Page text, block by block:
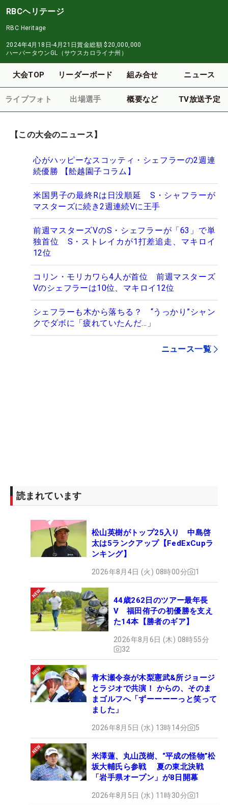
RBCヘリテージ
RBC Heritage
2024年4月18日-4月21日賞金総額 $20,000,000
ハーバータウンGL（サウスカロライナ州）
大会TOP リーダーボード 組み合せ ニュース
ライブフォト 出場選手 概要など TV放送予定
【この大会のニュース】
心がハッピーなスコッティ・シェフラーの2週連
続優勝 【舩越園子コラム】
米国男子の最終Rは日没順延 S・シャフラーが
マスターズに続き2週連続Vに王手
前週マスターズVのS・シェフラーが「63」で単
独首位 S・ストレイカが1打差追走、マキロイ
12位
コリン・モリカワら4人が首位 前週マスターズ
Vのシェフラーは10位、マキロイ12位
シェフラーも木から落ちる？ “うっかり”シャン
クでダボに「疲れていたんだ…」
ニュース一覧
読まれています
松山英樹がトップ25入り 中島啓
太は5ランクアップ【FedExCupラ
ンキング】
2026年8月4日 (火) 08時00分 1
44歳262日のツアー最年長
V 福田侑子の初優勝を支え
た14本【勝者のギア】
2026年8月6日 (木) 08時55分
32
青木瀬令奈が木梨憲武&所ジョージ
とラジオで共演！ からの、そのま
まゴルフへ「ずーーーーっと笑って
ました」
2026年8月5日 (水) 13時14分 5
米澤蓮、丸山茂樹、“平成の怪物”松
坂大輔氏ら参戦 夏の東北決戦
「岩手県オープン」が8日開幕
2026年8月5日 (水) 11時30分 1